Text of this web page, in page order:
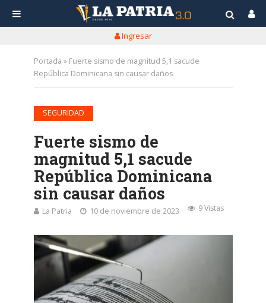
Ingresar
Portada » Fuerte sismo de magnitud 5,1 sacude
República Dominicana sin causar daños
SEGURIDAD
Fuerte sismo de
magnitud 5,1 sacude
República Dominicana
sin causar daños
La Patria 10 de noviembre de 2023 9 Vistas